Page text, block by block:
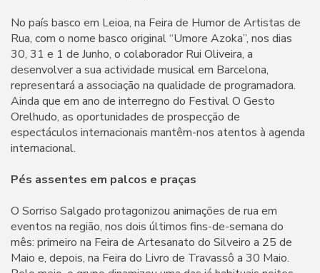
No país basco em Leioa, na Feira de Humor de Artistas de
Rua, com o nome basco original “Umore Azoka”, nos dias
30, 31 e 1 de Junho, o colaborador Rui Oliveira, a
desenvolver a sua actividade musical em Barcelona,
representará a associação na qualidade de programadora.
Ainda que em ano de interregno do Festival O Gesto
Orelhudo, as oportunidades de prospecção de
espectáculos internacionais mantêm-nos atentos à agenda
internacional.
Pés assentes em palcos e praças
O Sorriso Salgado protagonizou animações de rua em
eventos na região, nos dois últimos fins-de-semana do
mês: primeiro na Feira de Artesanato do Silveiro a 25 de
Maio e, depois, na Feira do Livro de Travassô a 30 Maio.